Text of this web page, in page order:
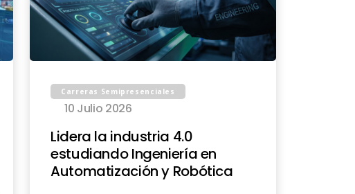
Carreras Semipresenciales
10 Julio 2026
Lidera la industria 4.0
estudiando Ingeniería en
Automatización y Robótica